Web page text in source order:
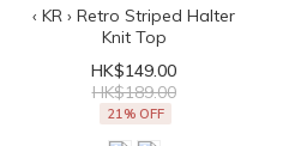
‹ KR › Retro Striped Halter
Knit Top
HK$149.00
HK$189.00
21% OFF